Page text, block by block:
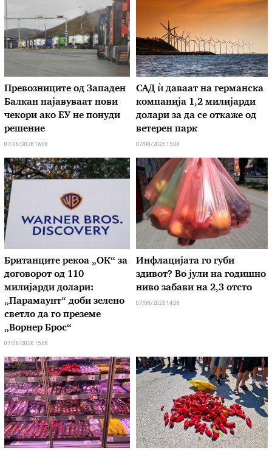
Превозниците од Западен
Балкан најавуваат нови
чекори ако ЕУ не понуди
решение
07/08/2026 16:08
САД ѝ даваат на германска
компанија 1,2 милијарди
долари за да се откаже од
ветерен парк
07/08/2026 15:08
Британците рекоа „ОК“ за
договорот од 110
милијарди долари:
„Парамаунт“ доби зелено
светло да го преземе
„Ворнер Брос“
07/08/2026 15:08
Инфлацијата го губи
здивот? Во јули на годишно
ниво забави на 2,3 отсто
07/08/2026 14:08